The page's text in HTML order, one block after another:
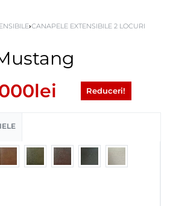
›CANAPELE EXTENSIBILE 2 LOCURI
lei Reduceri!